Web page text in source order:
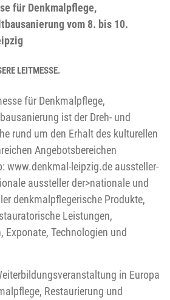
für Denkmalpflege,
vom 8. bis 10.
LEITMESSE.
für Denkmalpflege,
ist der Dreh- und
rund um den Erhalt des kulturellen
Angebotsbereichen
www.denkmal-leipzig.de aussteller-
aussteller der>nationale und
denkmalpflegerische Produkte,
Leistungen,
Exponate, Technologien und
in Europa
Restaurierung und